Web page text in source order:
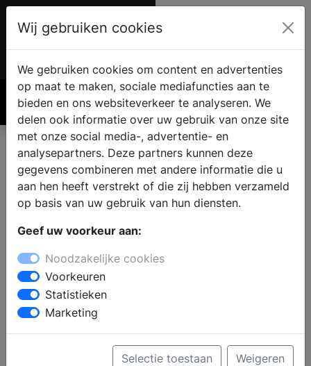
Account
€ 0.00
Zoek
De Andy
Warhol
Brillo Box
Pouf
Wij gebruiken cookies
We gebruiken cookies om content en advertenties
op maat te maken, sociale mediafuncties aan te
bieden en ons websiteverkeer te analyseren. We
delen ook informatie over uw gebruik van onze site
met onze social media-, advertentie- en
analysepartners. Deze partners kunnen deze
gegevens combineren met andere informatie die u
aan hen heeft verstrekt of die zij hebben verzameld
op basis van uw gebruik van hun diensten.
Geef uw voorkeur aan:
Noodzakelijke cookies
Voorkeuren
Statistieken
Marketing
Selectie toestaan Weigeren